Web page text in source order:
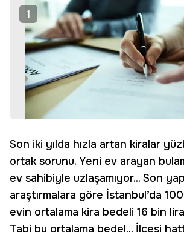
1
Son iki yılda hızla artan kiralar
ortak sorunu. Yeni ev arayan
ev sahibiyle uzlaşamıyor... Son
araştırmalara göre İstanbul’da
evin ortalama kira bedeli 16 bin
Tabi bu ortalama bedel... İlçesi